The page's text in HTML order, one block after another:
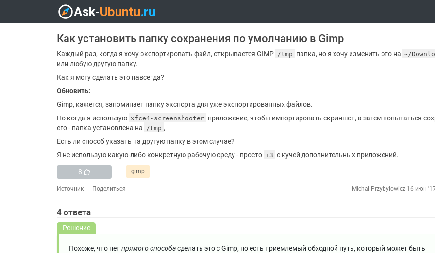
Как установить папку сохранения по умолчанию в Gimp
Каждый раз, когда я хочу экспортировать файл, открывается GIMP /tmp папка, но я хочу изменить это на ~/
или любую другую папку.
Как я могу сделать это навсегда?
Обновить:
Gimp, кажется, запоминает папку экспорта для уже экспортированных файлов.
Но когда я использую xfce4-screenshooter приложение, чтобы импортировать скриншот, а затем попытаться
его - папка установлена ​​на /tmp ,
Есть ли способ указать на другую папку в этом случае?
Я не использую какую-либо конкретную рабочую среду - просто i3 с кучей дополнительных приложений.
8 gimp
Источник Поделиться Michal Przybylowicz 16 июн
4 ответа
Решение
Похоже, что нетпрямого способасделать это с Gimp, но есть приемлемый обходной путь, который может быть